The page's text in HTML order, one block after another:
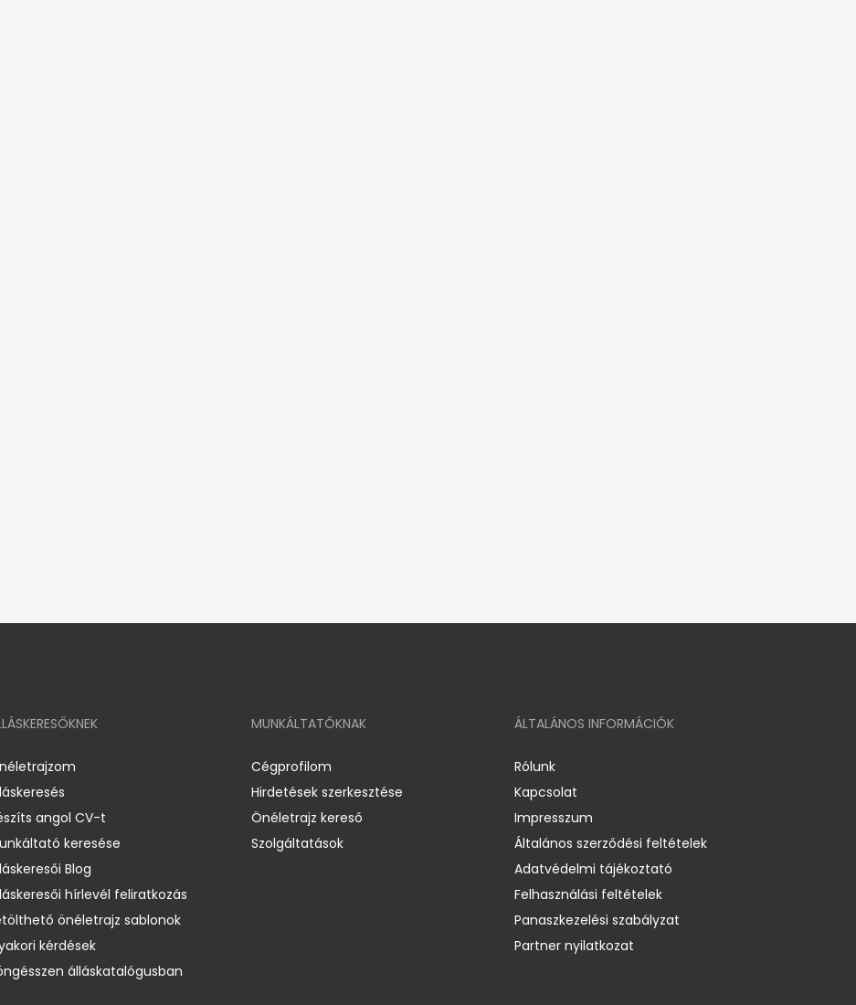
angol CV-t
keresése
Blog
hírlevél feliratkozás
önéletrajz sablonok
kérdések
álláskatalógusban
MUNKÁLTATÓKNAK
Cégprofilom
Hirdetések szerkesztése
Önéletrajz kereső
Szolgáltatások
ÁLTALÁNOS INFORMÁCIÓK
Rólunk
Kapcsolat
Impresszum
Általános szerződési feltételek
Adatvédelmi tájékoztató
Felhasználási feltételek
Panaszkezelési szabályzat
Partner nyilatkozat